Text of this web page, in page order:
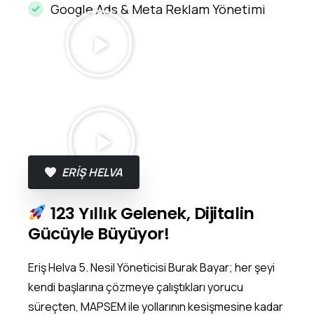
Google Ads & Meta Reklam Yönetimi
ERİŞ HELVA
123 Yıllık Gelenek, Dijitalin
Gücüyle Büyüyor!
Eriş Helva 5. Nesil Yöneticisi Burak Bayar; her şeyi
kendi başlarına çözmeye çalıştıkları yorucu
süreçten, MAPSEM ile yollarının kesişmesine kadar